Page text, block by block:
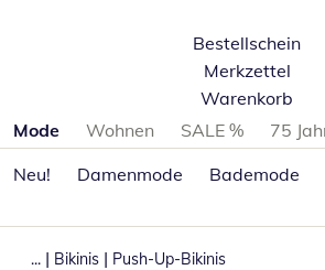
Bestellschein
Merkzettel
Warenkorb
Produktkategorien überspringen
Mode Wohnen SALE %
75
Neu!
Damenmode Bademode
... | Bikinis | Push-Up-Bikinis